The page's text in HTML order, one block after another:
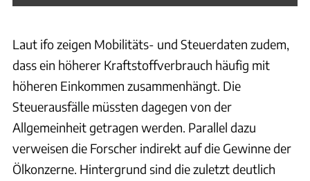
Laut ifo zeigen Mobilitäts- und Steuerdaten zudem,
dass ein höherer Kraftstoffverbrauch häufig mit
höheren Einkommen zusammenhängt. Die
Steuerausfälle müssten dagegen von der
Allgemeinheit getragen werden. Parallel dazu
verweisen die Forscher indirekt auf die Gewinne der
Ölkonzerne. Hintergrund sind die zuletzt deutlich